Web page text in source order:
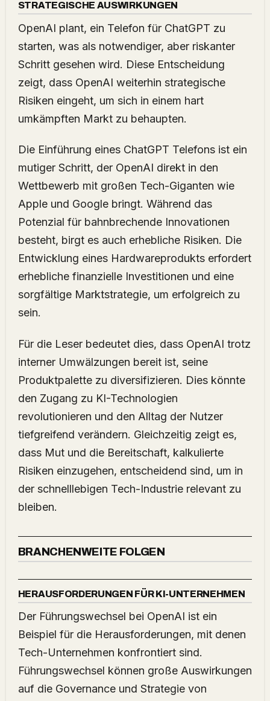
STRATEGISCHE AUSWIRKUNGEN
OpenAI plant, ein Telefon für ChatGPT zu
starten, was als notwendiger, aber riskanter
Schritt gesehen wird. Diese Entscheidung
zeigt, dass OpenAI weiterhin strategische
Risiken eingeht, um sich in einem hart
umkämpften Markt zu behaupten.
Die Einführung eines ChatGPT Telefons ist ein
mutiger Schritt, der OpenAI direkt in den
Wettbewerb mit großen Tech-Giganten wie
Apple und Google bringt. Während das
Potenzial für bahnbrechende Innovationen
besteht, birgt es auch erhebliche Risiken. Die
Entwicklung eines Hardwareprodukts erfordert
erhebliche finanzielle Investitionen und eine
sorgfältige Marktstrategie, um erfolgreich zu
sein.
Für die Leser bedeutet dies, dass OpenAI trotz
interner Umwälzungen bereit ist, seine
Produktpalette zu diversifizieren. Dies könnte
den Zugang zu KI-Technologien
revolutionieren und den Alltag der Nutzer
tiefgreifend verändern. Gleichzeitig zeigt es,
dass Mut und die Bereitschaft, kalkulierte
Risiken einzugehen, entscheidend sind, um in
der schnelllebigen Tech-Industrie relevant zu
bleiben.
BRANCHENWEITE FOLGEN
HERAUSFORDERUNGEN FÜR KI-UNTERNEHMEN
Der Führungswechsel bei OpenAI ist ein
Beispiel für die Herausforderungen, mit denen
Tech-Unternehmen konfrontiert sind.
Führungswechsel können große Auswirkungen
auf die Governance und Strategie von